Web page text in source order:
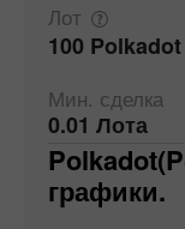
Лот
100 Polkadot
Мин. сделка
0.01 Лота
Polkadot(Polkadot vs USD). Форекс котировки и онлайн
графики.